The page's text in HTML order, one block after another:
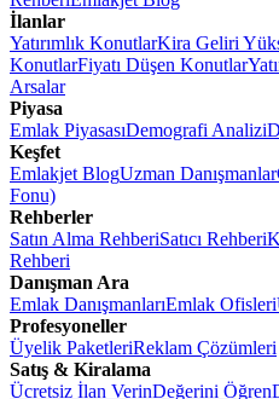
İlanlar
Yatırımlık KonutlarKira Geliri
KonutlarFiyatı Düşen Konutlar
Arsalar
Piyasa
Emlak PiyasasıDemografi Analizi
Keşfet
Emlakjet BlogUzman Danışmanlar
Fonu)
Rehberler
Satın Alma RehberiSatıcı Rehberi
Rehberi
Danışman Ara
Emlak DanışmanlarıEmlak Ofisleri
Profesyoneller
Üyelik PaketleriReklam Çözümleri
Satış & Kiralama
Ücretsiz İlan VerinDeğerini Öğren